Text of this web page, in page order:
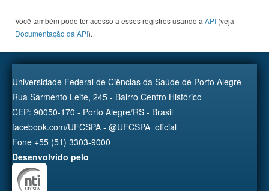
Você também pode ter acesso a esses registros usando a API (veja
Documentação da API).
Universidade Federal de Ciências da Saúde de Porto Alegre
Rua Sarmento Leite, 245 - Bairro Centro Histórico
CEP: 90050-170 - Porto Alegre/RS - Brasil
facebook.com/UFCSPA - @UFCSPA_oficial
Fone +55 (51) 3303-9000
Desenvolvido pelo